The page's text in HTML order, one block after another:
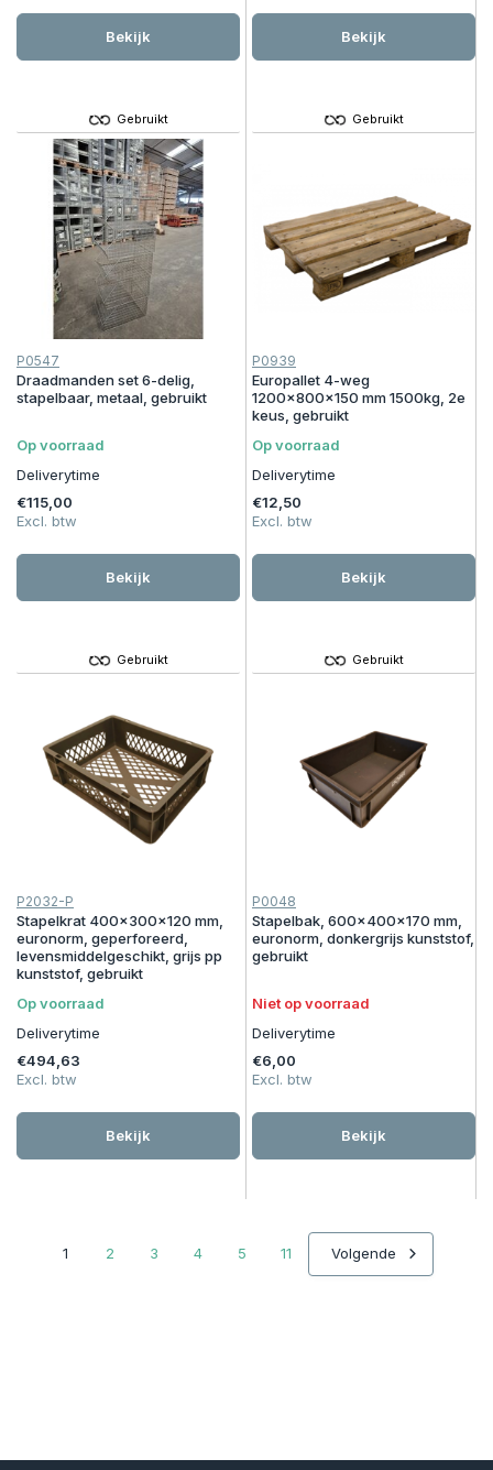
Bekijk Bekijk
Gebruikt
P0547
Draadmanden set 6-delig,
stapelbaar, metaal, gebruikt
Op voorraad
Deliverytime
€115,00
Excl. btw
Bekijk
Gebruikt
P0939
Europallet 4-weg
1200x800x150 mm 1500kg, 2e
keus, gebruikt
Op voorraad
Deliverytime
€12,50
Excl. btw
Bekijk
Gebruikt
P2032-P
Stapelkrat 400x300x120 mm,
euronorm, geperforeerd,
levensmiddelgeschikt, grijs pp
kunststof, gebruikt
Op voorraad
Deliverytime
€494,63
Excl. btw
Bekijk
Gebruikt
P0048
Stapelbak, 600x400x170 mm,
euronorm, donkergrijs kunststof,
gebruikt
Niet op voorraad
Deliverytime
€6,00
Excl. btw
Bekijk
1 2 3 4 5 11 Volgende